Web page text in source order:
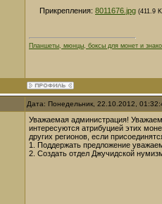
Прикрепления: 8011676.jpg (411.9
Планшеты, мюнцы, боксы для монет и
Дата: Понедельник, 22.10.2012,
Уважаемая администрация!
интересуются атрибуцией этих
других регионов, если
1. Поддержать предложение
2. Создать отдел Джучидской